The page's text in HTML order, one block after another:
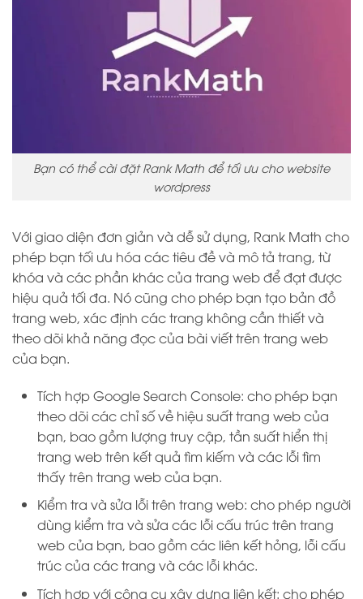
Bạn có thể cài đặt Rank Math để tối ưu cho website
wordpress
Với giao diện đơn giản và dễ sử dụng, Rank Math cho
phép bạn tối ưu hóa các tiêu đề và mô tả trang, từ
khóa và các phần khác của trang web để đạt được
hiệu quả tối đa. Nó cũng cho phép bạn tạo bản đồ
trang web, xác định các trang không cần thiết và
theo dõi khả năng đọc của bài viết trên trang web
của bạn.
Tích hợp Google Search Console: cho phép bạn
theo dõi các chỉ số về hiệu suất trang web của
bạn, bao gồm lượng truy cập, tần suất hiển thị
trang web trên kết quả tìm kiếm và các lỗi tìm
thấy trên trang web của bạn.
Kiểm tra và sửa lỗi trên trang web: cho phép người
dùng kiểm tra và sửa các lỗi cấu trúc trên trang
web của bạn, bao gồm các liên kết hỏng, lỗi cấu
trúc của các trang và các lỗi khác.
Tích hợp với công cụ xây dựng liên kết: cho phép